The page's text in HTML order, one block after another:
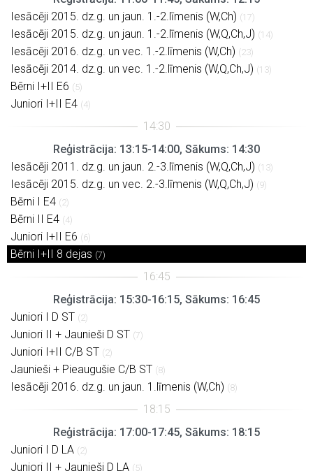
Iesācēji 2015. dz.g. un jaun. 1.-2.līmenis (W,Ch) (17)
Iesācēji 2015. dz.g. un jaun. 1.-2.līmenis (W,Q,Ch,J) (14)
Iesācēji 2016. dz.g. un vec. 1.-2.līmenis (W,Ch) (23)
Iesācēji 2014. dz.g. un vec. 1.-2.līmenis (W,Q,Ch,J) (13)
Bērni I+II E6 (5)
Juniori I+II E4 (4)
Reģistrācija: 13:15-14:00, Sākums: 14:30
Iesācēji 2011. dz.g. un jaun. 2.-3.līmenis (W,Q,Ch,J) (13)
Iesācēji 2015. dz.g. un vec. 2.-3.līmenis (W,Q,Ch,J) (9)
Bērni I E4 (2)
Bērni II E4 (4)
Juniori I+II E6 (6)
Bērni I+II 8 dejas (7)
Reģistrācija: 15:30-16:15, Sākums: 16:45
Juniori I D ST (2)
Juniori II + Jaunieši D ST (7)
Juniori I+II C/B ST (2)
Jaunieši + Pieaugušie C/B ST (8)
Iesācēji 2016. dz.g. un jaun. 1.līmenis (W,Ch) (8)
Reģistrācija: 17:00-17:45, Sākums: 18:15
Juniori I D LA (2)
Juniori II + Jaunieši D LA (5)